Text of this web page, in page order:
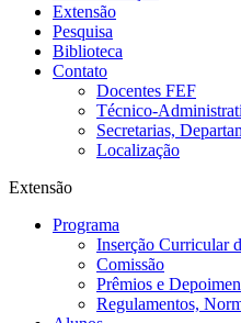
Extensão
Pesquisa
Biblioteca
Contato
Docentes FEF
Técnico-
Secretarias,
Localização
Extensão
Programa
Inserção Curricular
Comissão
Prêmios e
Regulamentos,